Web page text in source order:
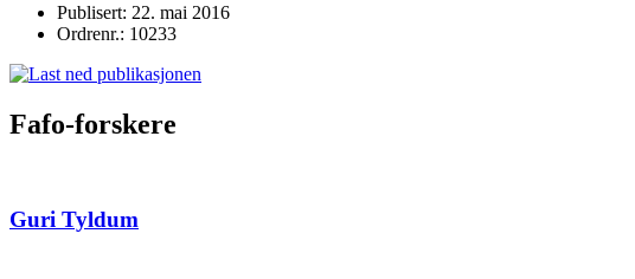
Publisert: 22. mai 2016
Ordrenr.: 10233
Fafo-forskere
Guri Tyldum